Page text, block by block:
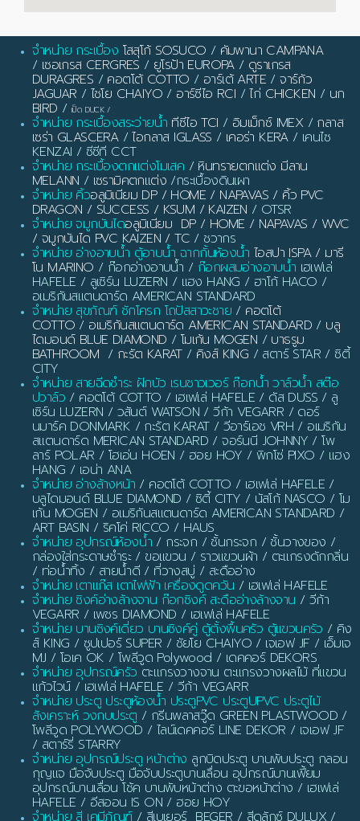
จำหน่าย กระเบื้อง โสสุโก้ SOSUCO / คัมพานา CAMPANA
/ เซอเกรส CERGRES / ยูโรป้า EUROPA/ ดูราเกรส
DURAGRES / คอตโต้ COTTO / อาร์เต้ ARTE /จาร์กัว
JAGUAR / ไชโย CHAIYO / อาร์ซีไอ RCI /ไก่ CHICKEN / นก
BIRD / เป็ด DUCK /
จำหน่าย กระเบื้องสระว่ายน้ำ ทีซีไอ TCI / อิมเม็กซ์ IMEX/ กลาส
เซร่า GLASCERA/ไอกลาส IGLASS / เคอร่า KERA/ เคนไซ
KENZAI / ซีซีที CCT
จำหน่าย กระเบื้องตกแต่งโมเสค / หินทรายตกแต่ง มีลาน
MELANN / เซรามิคตกแต่ง /กระเบื้องดินเผา
จำหน่าย คิ้วอลูมิเนียม DP / HOME / NAPAVAS / คิ้ว PVC
DRAGON / SUCCESS / KSUM / KAIZEN / OTSR
จำหน่าย จมูกบันไดอลูมิเนียม DP / HOME / NAPAVAS / WVC
/ จมูกบันได PVC KAIZEN / TC / ชวากร
จำหน่าย อ่างอาบน้ำ ตู้อาบน้ำ ฉากกั้นห้องน้ำ ไอสปา ISPA / มารี
โน MARINO / ก๊อกอ่างอาบน้ำ / ก๊อกผสมอ่างอาบน้ำ เฮเฟเล่
HAFELE / ลูเซิร์น LUZERN / แฮง HANG / ฮาโก้ HACO /
อเมริกันสแตนดาร์ด AMERICAN STANDARD
จำหน่าย สุขภัณฑ์ ชักโครก โถปัสสาวะชาย / คอตโต้
COTTO / อเมริกันสแตนดาร์ด AMERICAN STANDARD / บลู
ไดมอนด์ BLUE DIAMOND / โมเก้น MOGEN / บาธรูม
BATHROOM / กะรัต KARAT/ คิงส์ KING / สตาร์ STAR / ซิตี้
CITY
จำหน่าย สายฉีดชำระ ฝักบัว เรนชาวเวอร์ ก๊อกน้ำ วาล์วน้ำ สต๊อ
ปวาล์ว / คอตโต้ COTTO / เฮเฟเล่ HAFELE / ดัส DUSS / ลู
เซิร์น LUZERN / วสันต์ WATSON / วีก้า VEGARR / ดอร์
นมาร์ค DONMARK / กะรัต KARAT / วีอาร์เอช VRH / อเมริกัน
สแตนดาร์ด MERICAN STANDARD / จอร์นนี JOHNNY / โพ
ลาร์ POLAR / โฮเอ่น HOEN / ฮอย HOY / พิกโซ่ PIXO / แฮง
HANG / เอน่า ANA
จำหน่าย อ่างล้างหน้า / คอตโต้ COTTO / เฮเฟเล่ HAFELE /
บลูไดมอนด์ BLUE DIAMOND / ซิตี้ CITY / นัสโก้ NASCO / โม
เก้น MOGEN / อเมริกันสแตนดาร์ด AMERICAN STANDARD /
ART BASIN / ริคโค่ RICCO / HAUS
จำหน่าย อุปกรณ์ห้องน้ำ / กระจก / ชั้นกระจก / ชั้นวางของ /
กล่องใส่กระดาษชำระ / ขอแขวน / ราวแขวนผ้า / ตะแกรงดักกลิ่น
/ ท่อน้ำทิ้ง / สายน้ำดี / ที่วางสบู่ / สะดืออ่าง
จำหน่าย เตาแก๊ส เตาไฟฟ้า เครื่องดูดควัน / เฮเฟเล่ HAFELE
จำหน่าย ซิงค์อ่างล้างจาน ก๊อกซิงค์ สะดืออ่างล้างจาน / วีก้า
VEGARR / เพชร DIAMOND / เฮเฟเล่ HAFELE
จำหน่าย บานซิงค์เดี่ยว บานซิงค์คู่ ตู้ตั้งพื้นครัว ตู้แขวนครัว / คิง
ส์ KING / ซูปเปอร์ SUPER / ชัยโย CHAIYO / เจเอฟ JF / เอ็มเจ
MJ / โอเค OK / โพลีวูด Polywood / เดคคอร์ DEKORS
จำหน่าย อุปกรณ์ครัว ตะแกรงวางจาน ตะแกรงวางผลไม้ ที่แขวน
แก้วไวน์ / เฮเฟเล่ HAFELE / วีก้า VEGARR
จำหน่าย ประตู ประตูห้องน้ำ ประตูPVC ประตูUPVC ประตูไม้
สังเคราะห์ วงกบประตู / กรีนพลาสวู๊ด GREEN PLASTWOOD /
โพลีวูด POLYWOOD / ไลน์เดคคอร์ LINE DEKOR / เจเอฟ JF
/ สตาร์รี่ STARRY
จำหน่าย อุปกรณ์ประตู หน้าต่าง ลูกบิดประตู บานพับประตู กลอน
กุญแจ มือจับประตู มือจับประตูบานเลื่อน อุปกรณ์บานเฟี้ยม
อุปกรณ์บานเลื่อน โช้ค บานพับหน้าต่าง ตะขอหน้าต่าง / เฮเฟเล่
HAFELE / อีสออน IS ON / ฮอย HOY
จำหน่าย สี เคมีภัณฑ์/ สีเบเยอร์ BEGER / สีดูลักซ์ DULUX /